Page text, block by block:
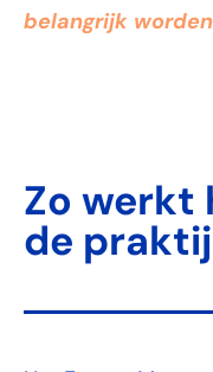
belangrijk
Zo werkt
de